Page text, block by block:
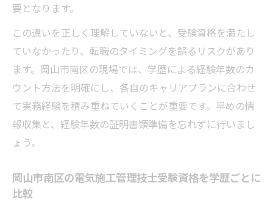
要となります。
この違いを正しく理解していないと、受験資格を満たし
ていなかったり、転職のタイミングを誤るリスクがあり
ます。岡山市南区の現場では、学歴による経験年数のカ
ウント方法を明確にし、各自のキャリアプランに合わせ
て実務経験を積み重ねていくことが重要です。早めの情
報収集と、経験年数の証明書類準備を忘れずに行いまし
ょう。
岡山市南区の電気施工管理技士受験資格を学歴ごとに
比較